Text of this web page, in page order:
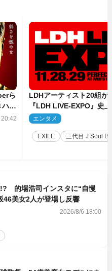
ら
ウ
LDHアーティスト20組
『LDH LIVE‐EXPO』史
技場で開催決定
エンタメ
EXILE 三代目 J Soul
!? 的場浩司インスタに“自慢
46美女2人が登場し反響
2026/8/6 18:00